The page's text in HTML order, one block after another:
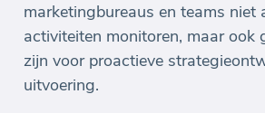
marketingbureaus en teams niet
activiteiten monitoren, maar ook
zijn voor proactieve
uitvoering.